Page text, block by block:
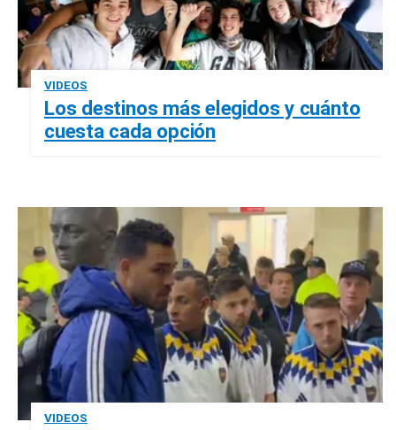
VIDEOS
Los destinos más elegidos y cuánto
cuesta cada opción
VIDEOS